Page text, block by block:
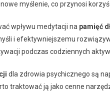
myślenie, co przynosi
wpływu medytacji na pamięć
i efektywniejszemu
podczas codziennych
dla zdrowia psychicznego są
traktować ją jako cenne